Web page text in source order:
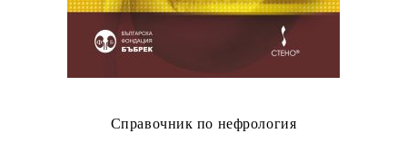
Справочник по нефрология